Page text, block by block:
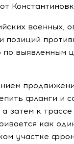
военных,
позиций
по выявленным
фланги и
а затем к
как
участке